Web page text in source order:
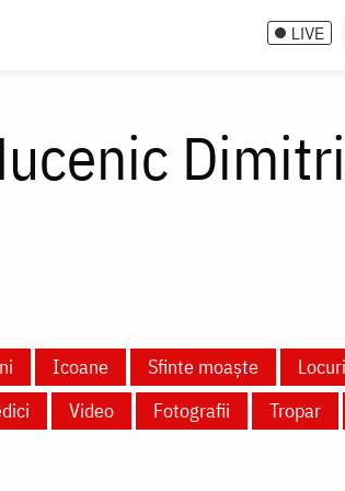
LIVE
Icoane Sfinte moaște
Video Fotografii Tropar